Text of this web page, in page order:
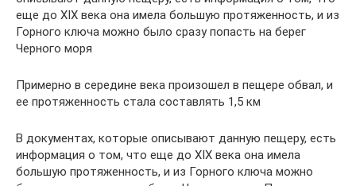
еще до XIX века она имела большую протяженность, и из
Горного ключа можно было сразу попасть на берег
Черного моря
Примерно в середине века произошел в пещере обвал, и
ее протяженность стала составлять 1,5 км
В документах, которые описывают данную пещеру, есть
информация о том, что еще до XIX века она имела
большую протяженность, и из Горного ключа можно